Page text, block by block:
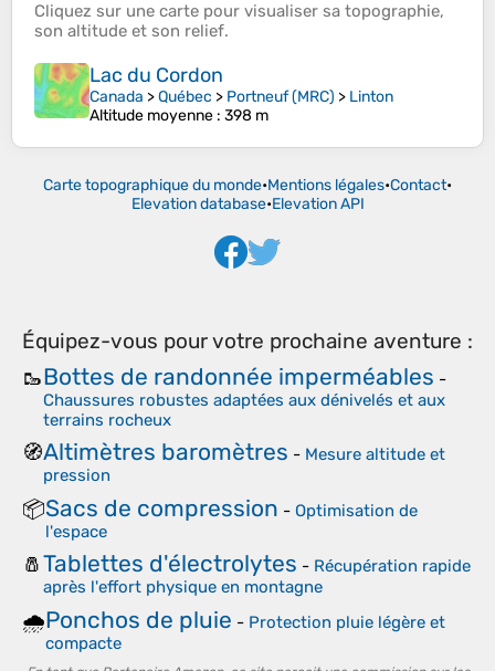
Cliquez sur une carte pour visualiser sa topographie,
son altitude et son relief.
Lac du Cordon
Canada >Québec > Portneuf (MRC) > Linton
Altitude moyenne : 398 m
Carte topographique du monde•Mentions légales•Contact•
Elevation database•Elevation API
Équipez-vous pour votre prochaine aventure :
🥾Bottes de randonnée imperméables -
Chaussures robustes adaptées aux dénivelés et aux
terrains rocheux
🧭Altimètres baromètres - Mesure altitude et
pression
📦Sacs de compression - Optimisation de
l'espace
🧂Tablettes d'électrolytes - Récupération rapide
après l'effort physique en montagne
🌧️Ponchos de pluie - Protection pluie légère et
compacte